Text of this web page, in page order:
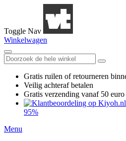
Toggle Nav
Winkelwagen
Gratis ruilen of retourneren
Veilig achteraf betalen
Gratis verzending vanaf 50 euro
95%
Menu